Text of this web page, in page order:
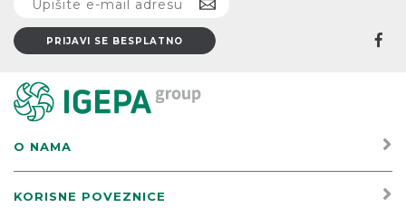
O NAMA
KORISNE POVEZNICE